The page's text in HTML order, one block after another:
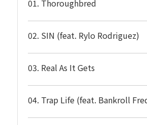
01. Thoroughbred
02. SIN (feat. Rylo Rodriguez)
03. Real As It Gets
04. Trap Life (feat. Bankroll